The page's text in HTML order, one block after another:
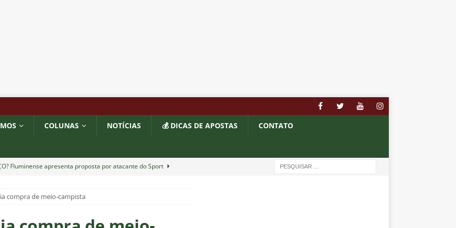
COLUNAS NOTÍCIAS 💰 DICAS DE APOSTAS CONTATO
Fluminense apresenta proposta por atacante do Sport
John Kennedy fora da temporada é um duro golpe para o
compra de meio-campista